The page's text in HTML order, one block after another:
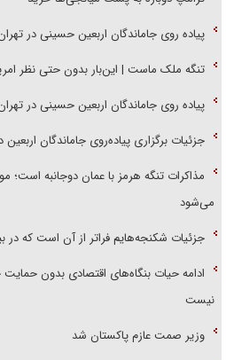
پیاده روی جاماندگان اربعین حسینی در تهران
تنگه ملک ماست | این‌بار بدون حتی نظر
پیاده روی جاماندگان اربعین حسینی در تهران
جزئیات برگزاری پیاده‌روی جاماندگان اربعین
مذاکرات تنگه هرمز با عمان دوجانبه است؛
می‌شود
جزئیات شکنجه‌هایم فراتر از آن است که در
ادامه حیات بنگاه‌های اقتصادی بدون
نیست
وزیر صمت عازم پاکستان شد